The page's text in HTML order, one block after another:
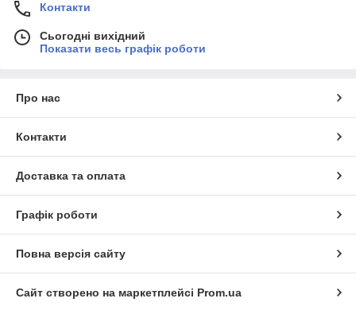
Контакти
Сьогодні вихідний
Показати весь графік роботи
Про нас
Контакти
Доставка та оплата
Графік роботи
Повна версія сайту
Сайт створено на маркетплейсі Prom.ua